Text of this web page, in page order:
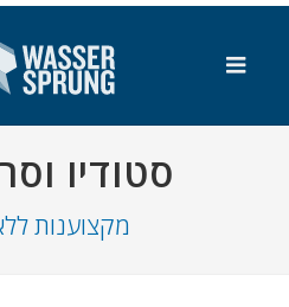
סטודיו
מקצוענות